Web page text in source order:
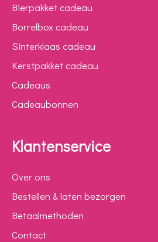
Bierpakket cadeau
Borrelbox cadeau
Sinterklaas cadeau
Kerstpakket cadeau
Cadeaus
Cadeaubonnen
Klantenservice
Over ons
Bestellen & laten bezorgen
Betaalmethoden
Contact